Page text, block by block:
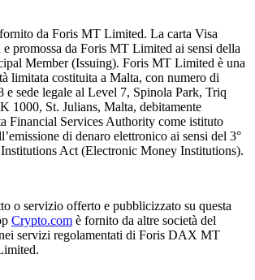
da Foris MT Limited. La carta Visa
e promossa da Foris MT Limited ai sensi della
Member (Issuing). Foris MT Limited è una
limitata costituita a Malta, con numero di
e sede legale al Level 7, Spinola Park, Triq
1000, St. Julians, Malta, debitamente
Financial Services Authority come istituto
di denaro elettronico ai sensi del 3°
Act (Electronic Money Institutions).
o servizio offerto e pubblicizzato su questa
Crypto.com è fornito da altre società del
servizi regolamentati di Foris DAX MT